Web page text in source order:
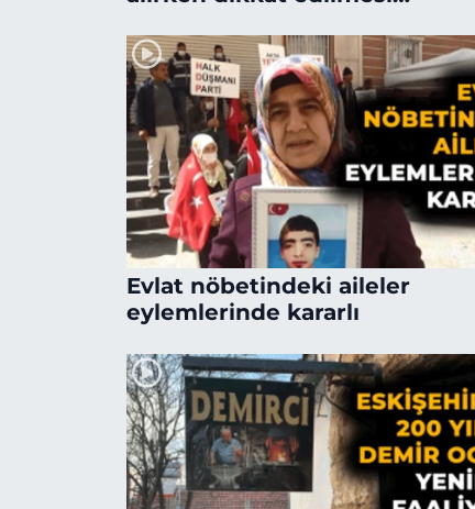
Evlat nöbetindeki aileler
eylemlerinde kararlı